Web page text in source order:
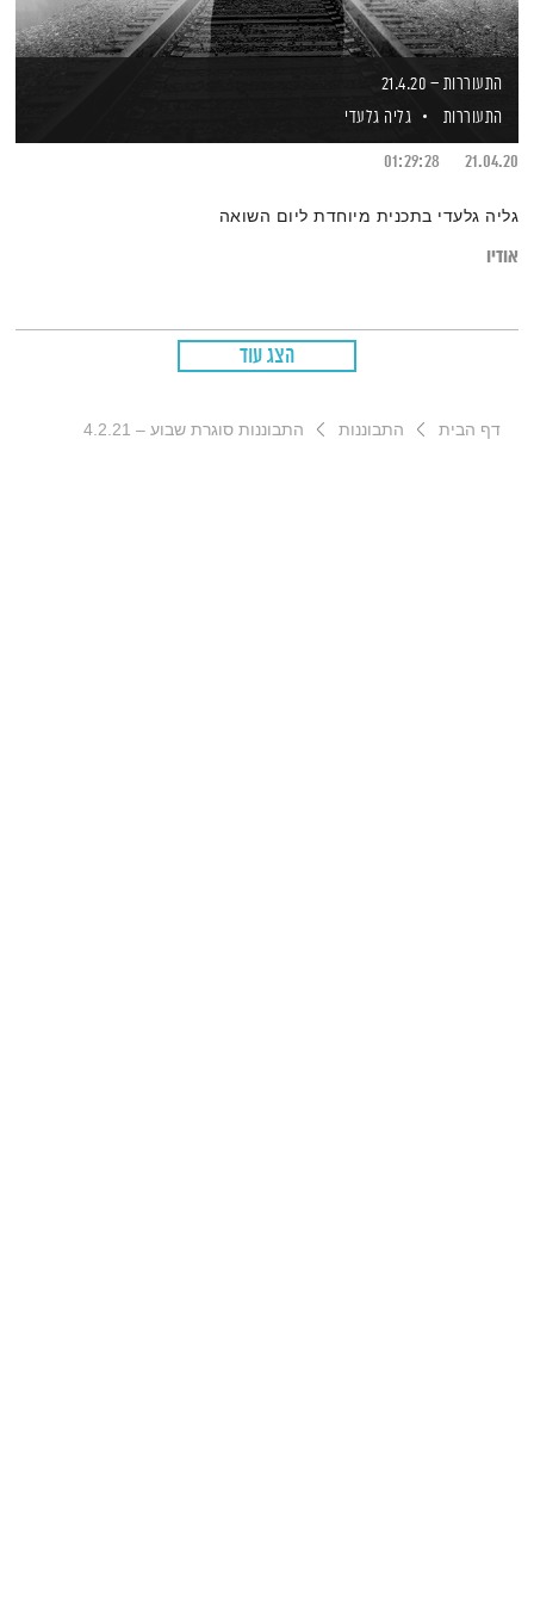
התעוררות – 21.4.20
התעוררות
גליה גלעדי
21.04.20
01:29:28
גליה גלעדי בתכנית מיוחדת ליום השואה
אודיו
הצג עוד
דף הבית התבוננות התבוננות סוגרת שבוע – 4.2.21